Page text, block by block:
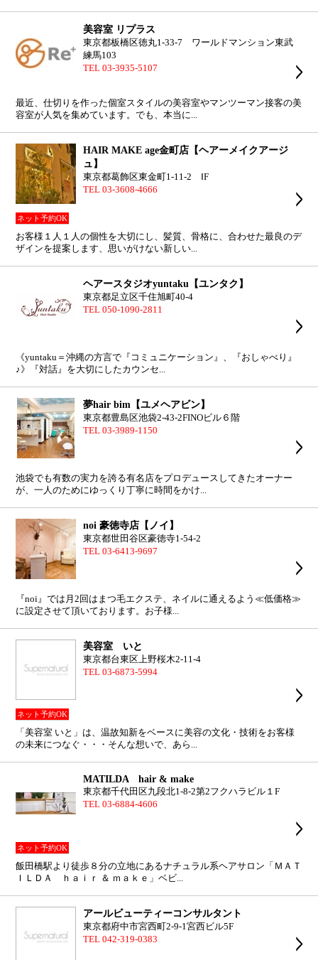
美容室 リプラス
東京都板橋区徳丸1-33-7 ワールドマンション東武
練馬103
TEL 03-3935-5107
最近、仕切りを作った個室スタイルの美容室やマンツーマン接客の美
容室が人気を集めています。でも、本当に...
HAIR MAKE age金町店【ヘアーメイクアージ
ュ】
東京都葛飾区東金町1-11-2 ⅠF
TEL 03-3608-4666
ネット予約OK
お客様１人１人の個性を大切にし、髪質、骨格に、合わせた最良のデ
ザインを提案します、思いがけない新しい...
ヘアースタジオyuntaku【ユンタク】
東京都足立区千住旭町40-4
TEL 050-1090-2811
《yuntaku＝沖縄の方言で『コミュニケーション』、『おしゃべり』
♪》『対話』を大切にしたカウンセ...
夢hair bim【ユメヘアビン】
東京都豊島区池袋2-43-2FINOビル６階
TEL 03-3989-1150
池袋でも有数の実力を誇る有名店をプロデュースしてきたオーナー
が、一人のためにゆっくり丁寧に時間をかけ...
noi 豪徳寺店【ノイ】
東京都世田谷区豪徳寺1-54-2
TEL 03-6413-9697
『noi』では月2回はまつ毛エクステ、ネイルに通えるよう≪低価格≫
に設定させて頂いております。お子様...
美容室 いと
東京都台東区上野桜木2-11-4
TEL 03-6873-5994
ネット予約OK
「美容室 いと」は、温故知新をベースに美容の文化・技術をお客様
の未来につなぐ・・・そんな想いで、あら...
MATILDA hair & make
東京都千代田区九段北1-8-2第2フクハラビル１F
TEL 03-6884-4606
ネット予約OK
飯田橋駅より徒歩８分の立地にあるナチュラル系ヘアサロン「ＭＡＴ
ＩＬＤＡ ｈａｉｒ ＆ ｍａｋｅ」ベビ...
アールビューティーコンサルタント
東京都府中市宮西町2-9-1宮西ビル5F
TEL 042-319-0383